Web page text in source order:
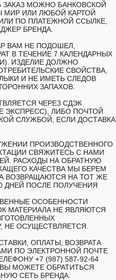
ЗАКАЗ МОЖНО БАНКОВСКОЙ
МИР ИЛИ ЛЮБОЙ КАРТОЙ
ПО ПЛАТЕЖНОЙ ССЫЛКЕ,
БРЕНДА.
ВАМ НЕ ПОДОШЕЛ,
В ТЕЧЕНИЕ 7 КАЛЕНДАРНЫХ
ИЗДЕЛИЕ ДОЛЖНО
СВОЙСТВА,
И НЕ ИМЕТЬ СЛЕДОВ
ЗАПАХОВ.
ЧЕРЕЗ СДЭК
ЭКСПРЕСС), ЛИБО ПОЧТОЙ
СЛУЖБОЙ, ЕСЛИ ДОСТАВКА
ПРОИЗВОДСТВЕННОГО
СВЯЖИТЕСЬ С НАМИ
РАСХОДЫ НА ОБРАТНУЮ
КАЧЕСТВА МЫ БЕРЕМ
ВОЗВРАЩАЮТСЯ НА ТОТ ЖЕ
ДНЕЙ ПОСЛЕ ПОЛУЧЕНИЯ
ОСОБЕННОСТИ
МАТЕРИАЛА НЕ ЯВЛЯЮТСЯ
НЕ ОСУЩЕСТВЛЯЕТСЯ.
ОПЛАТЫ, ВОЗВРАТА
ПО ЭЛЕКТРОННОЙ ПОЧТЕ
+7 (987) 587-92-64
МОЖЕТЕ ОБРАТИТЬСЯ
СЕТЬ БРЕНДА.